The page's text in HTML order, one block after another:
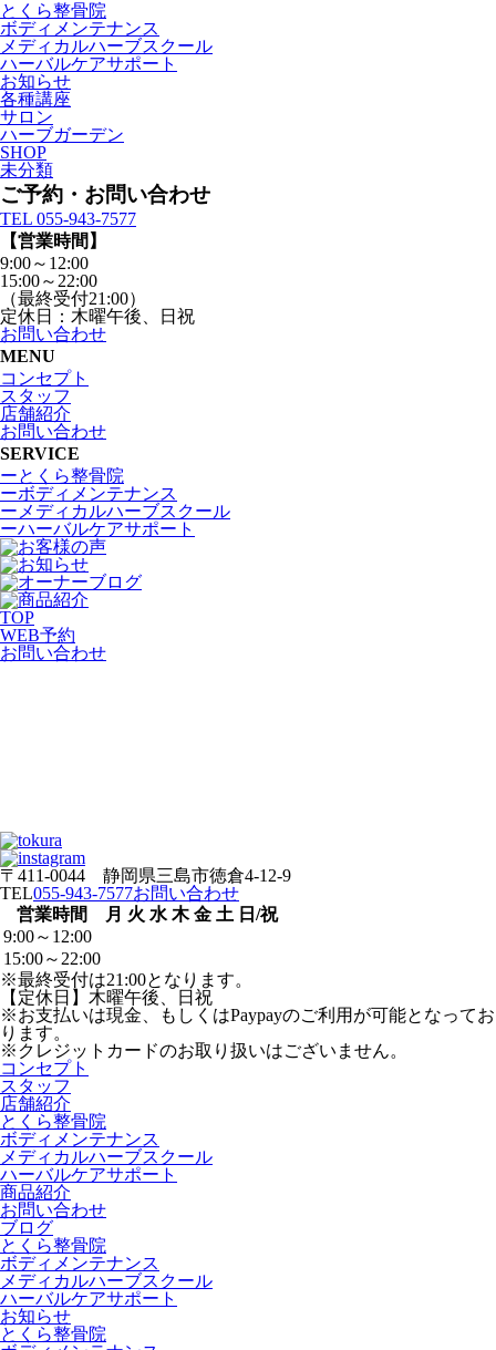
とくら整骨院
ボディメンテナンス
メディカルハーブスクール
ハーバルケアサポート
お知らせ
各種講座
サロン
ハーブガーデン
SHOP
未分類
ご予約・お問い合わせ
TEL 055-943-7577
【営業時間】
9:00～12:00
15:00～22:00
（最終受付21:00）
定休日：木曜午後、日祝
お問い合わせ
MENU
コンセプト
スタッフ
店舗紹介
お問い合わせ
SERVICE
ーとくら整骨院
ーボディメンテナンス
ーメディカルハーブスクール
ーハーバルケアサポート
TOP
WEB予約
お問い合わせ
〒411-0044 静岡県三島市徳倉4-12-9
TEL055-943-7577お問い合わせ
営業時間
月 火 水 木 金 土 日/祝
9:00～12:00
15:00～22:00
※最終受付は21:00となります。
【定休日】木曜午後、日祝
※お支払いは現金、もしくはPaypayのご利用が可能となってお
ります。
※クレジットカードのお取り扱いはございません。
コンセプト
スタッフ
店舗紹介
とくら整骨院
ボディメンテナンス
メディカルハーブスクール
ハーバルケアサポート
商品紹介
お問い合わせ
ブログ
とくら整骨院
ボディメンテナンス
メディカルハーブスクール
ハーバルケアサポート
お知らせ
とくら整骨院